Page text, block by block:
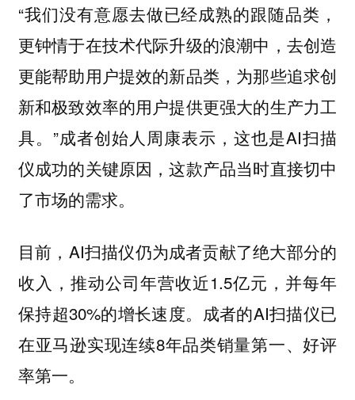
“我们没有意愿去做已经成熟的跟随品类，
更钟情于在技术代际升级的浪潮中，去创造
更能帮助用户提效的新品类，为那些追求创
新和极致效率的用户提供更强大的生产力工
具。”成者创始人周康表示，这也是AI扫描
仪成功的关键原因，这款产品当时直接切中
了市场的需求。
目前，AI扫描仪仍为成者贡献了绝大部分的
收入，推动公司年营收近1.5亿元，并每年
保持超30%的增长速度。成者的AI扫描仪已
在亚马逊实现连续8年品类销量第一、好评
率第一。